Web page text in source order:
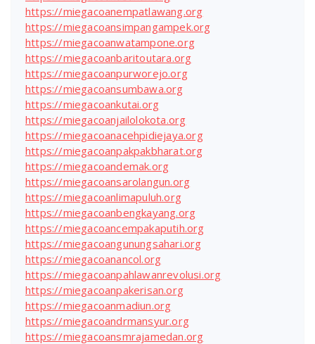
https://miegacoanempatlawang.org
https://miegacoansimpangampek.org
https://miegacoanwatampone.org
https://miegacoanbaritoutara.org
https://miegacoanpurworejo.org
https://miegacoansumbawa.org
https://miegacoankutai.org
https://miegacoanjailolokota.org
https://miegacoanacehpidiejaya.org
https://miegacoanpakpakbharat.org
https://miegacoandemak.org
https://miegacoansarolangun.org
https://miegacoanlimapuluh.org
https://miegacoanbengkayang.org
https://miegacoancempakaputih.org
https://miegacoangunungsahari.org
https://miegacoanancol.org
https://miegacoanpahlawanrevolusi.org
https://miegacoanpakerisan.org
https://miegacoanmadiun.org
https://miegacoandrmansyur.org
https://miegacoansmrajamedan.org